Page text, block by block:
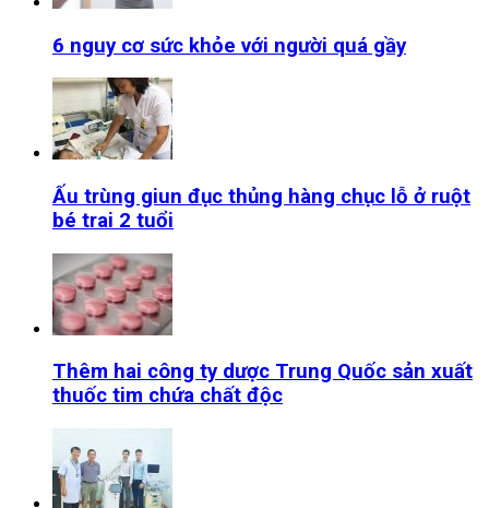
6 nguy cơ sức khỏe với người quá gầy
Ấu trùng giun đục thủng hàng chục lỗ ở ruột
bé trai 2 tuổi
Thêm hai công ty dược Trung Quốc sản xuất
thuốc tim chứa chất độc